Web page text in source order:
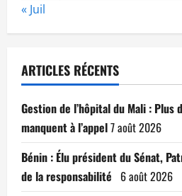
« Juil
ARTICLES RÉCENTS
Gestion de l’hôpital du Mali : Plus
manquent à l’appel7 août 2026
Bénin : Élu président du Sénat,
de la responsabilité 6 août 2026